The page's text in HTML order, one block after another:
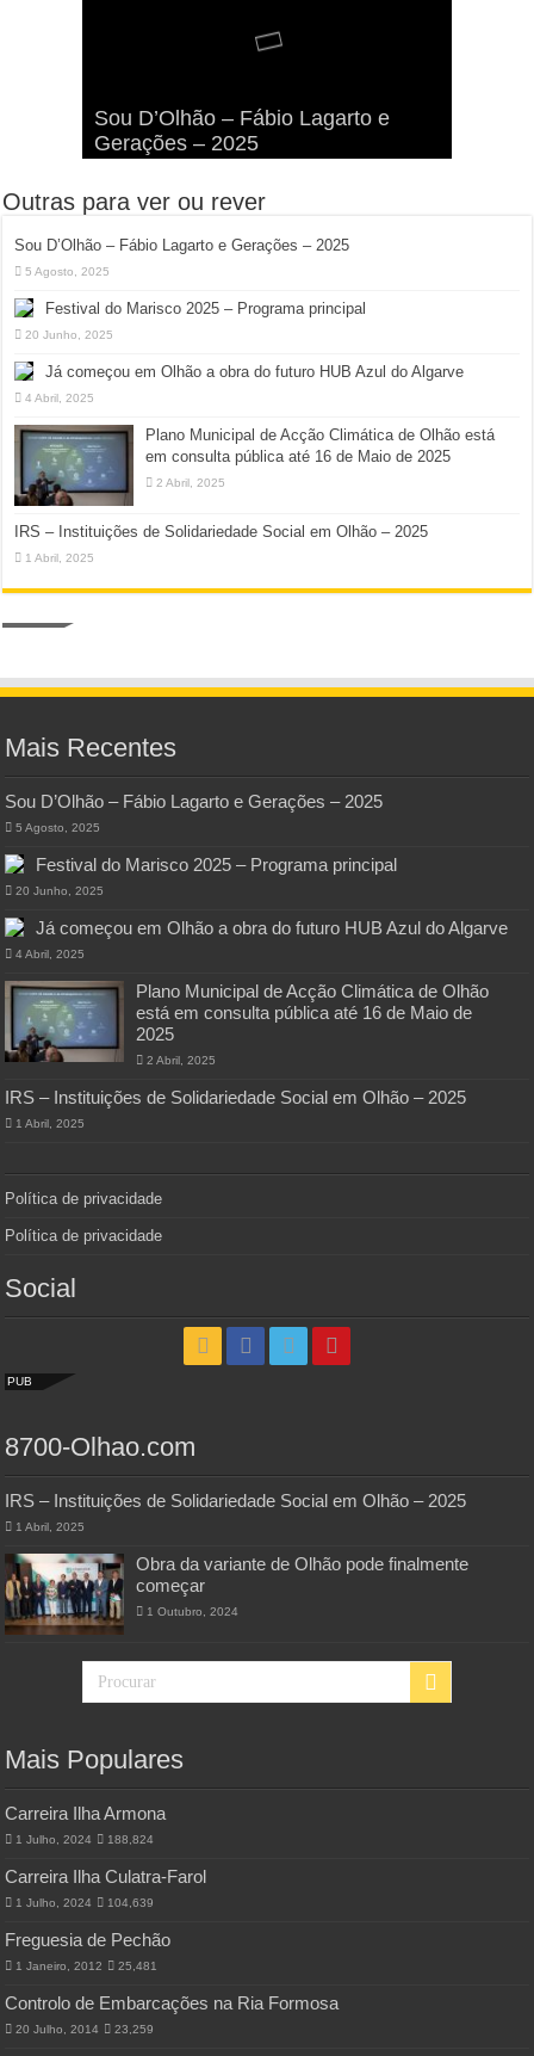
Sou D’Olhão – Fábio Lagarto e
Gerações – 2025
Armona: Música, Comida e
Diversão à Beira-Ria!
Taphani X Benkest: Vídeo Musical
na Ilha da Armona
“Lavar a Loiça” na Ilha dos
Hangares
Quatro Dias Mais Um de Aventura e
Diversão!
Outras para ver ou rever
Sou D’Olhão – Fábio Lagarto e Gerações – 2025
5 Agosto, 2025
Festival do Marisco 2025 – Programa principal
20 Junho, 2025
Já começou em Olhão a obra do futuro HUB Azul do Algarve
4 Abril, 2025
Plano Municipal de Acção Climática de Olhão está
em consulta pública até 16 de Maio de 2025
2 Abril, 2025
IRS – Instituições de Solidariedade Social em Olhão – 2025
1 Abril, 2025
Mais Recentes
Sou D’Olhão – Fábio Lagarto e Gerações – 2025
5 Agosto, 2025
Festival do Marisco 2025 – Programa principal
20 Junho, 2025
Já começou em Olhão a obra do futuro HUB Azul do Algarve
4 Abril, 2025
Plano Municipal de Acção Climática de Olhão
está em consulta pública até 16 de Maio de
2025
2 Abril, 2025
IRS – Instituições de Solidariedade Social em Olhão – 2025
1 Abril, 2025
Política de privacidade
Política de privacidade
Social
PUB
8700-Olhao.com
IRS – Instituições de Solidariedade Social em Olhão – 2025
1 Abril, 2025
Obra da variante de Olhão pode finalmente
começar
1 Outubro, 2024
Mais Populares
Carreira Ilha Armona
1 Julho, 2024 188,824
Carreira Ilha Culatra-Farol
1 Julho, 2024 104,639
Freguesia de Pechão
1 Janeiro, 2012 25,481
Controlo de Embarcações na Ria Formosa
20 Julho, 2014 23,259